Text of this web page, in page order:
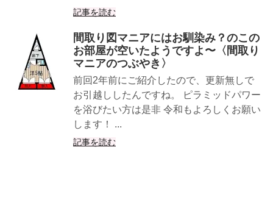
記事を読む
間取り図マニアにはお馴染み？のこの
お部屋が空いたようですよ〜〈間取り
マニアのつぶやき〉
前回2年前にご紹介したので、更新無しで
お引越ししたんですね。 ピラミッドパワー
を浴びたい方は是非 令和もよろしくお願い
します！ ...
記事を読む